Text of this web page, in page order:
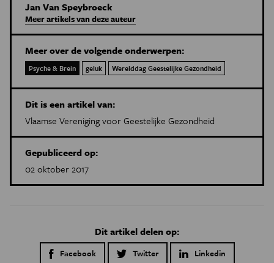
Jan Van Speybroeck
Meer artikels van deze auteur
Meer over de volgende onderwerpen:
Psyche & Brein geluk Werelddag Geestelijke Gezondheid
Dit is een artikel van:
Vlaamse Vereniging voor Geestelijke Gezondheid
Gepubliceerd op:
02 oktober 2017
Dit artikel delen op:
Facebook Twitter Linkedin